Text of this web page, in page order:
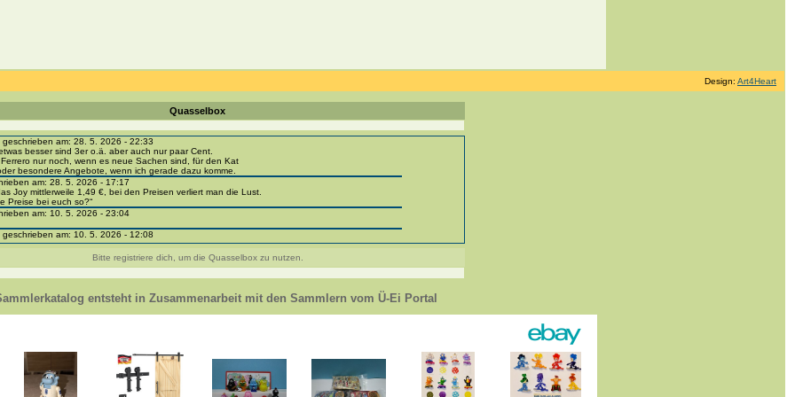
Design: Art4Heart
Quasselbox
geschrieben am: 28. 5. 2026 - 22:33
besser sind 3er o.ä. aber auch nur paar Cent.
nur noch, wenn es neue Sachen sind, für den Kat
besondere Angebote, wenn ich gerade dazu komme.
am: 28. 5. 2026 - 17:17
Joy mittlerweile 1,49 €, bei den Preisen verliert man die Lust.
Preise bei euch so?“
am: 10. 5. 2026 - 23:04
geschrieben am: 10. 5. 2026 - 12:08
portal-sammlerkatalog.de/categories.php?cat_id=1043
- BPZ obere Reihe
zur Strafe die nächsten 3 Monate keine Ü-Eier bekommen ;))
310, 318 und 326 habe ich keine BPZ
leider weggeworfen *grrrr* ;)
am: 29. 4. 2026 - 18:04
mir auch ein
geschrieben am: 28. 4. 2026 - 21:01
Erinnerung ... oder?
Bitte registriere dich, um die Quasselbox zu nutzen.
entsteht in Zusammenarbeit mit den Sammlern vom Ü-Ei Portal